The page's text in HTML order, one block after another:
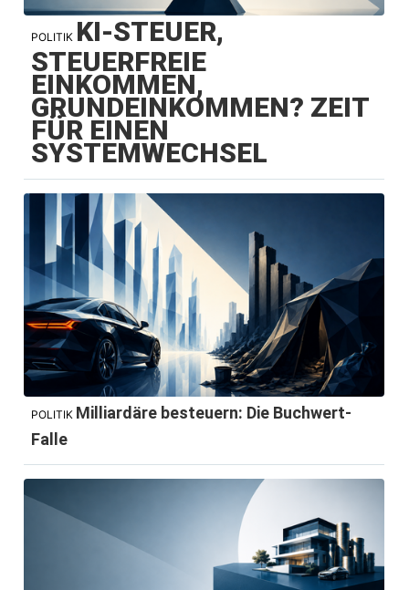
POLITIK KI-STEUER,
STEUERFREIE
EINKOMMEN,
GRUNDEINKOMMEN? ZEIT
FÜR EINEN
SYSTEMWECHSEL
POLITIK Milliardäre besteuern: Die Buchwert-
Falle